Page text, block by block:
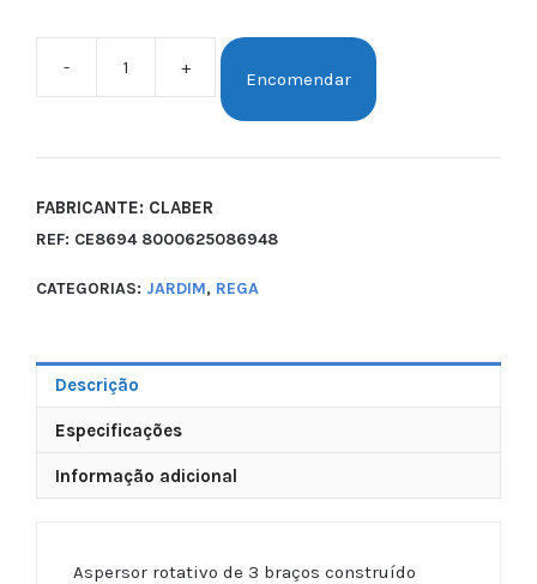
- +
Encomendar
FABRICANTE: CLABER
REF: CE8694 8000625086948
CATEGORIAS: JARDIM, REGA
Descrição
Especificações
Informação adicional
Aspersor rotativo de 3 braços construído